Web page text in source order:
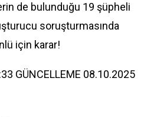
de bulunduğu 19 şüpheli
soruşturmasında
için karar!
GÜNCELLEME 08.10.2025